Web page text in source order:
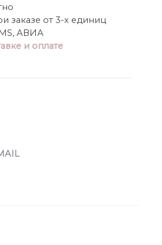
заказе от 3-х единиц
АВИА
и оплате